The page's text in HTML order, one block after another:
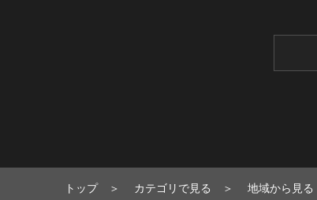
トップ カテゴリで見る 地域から見る